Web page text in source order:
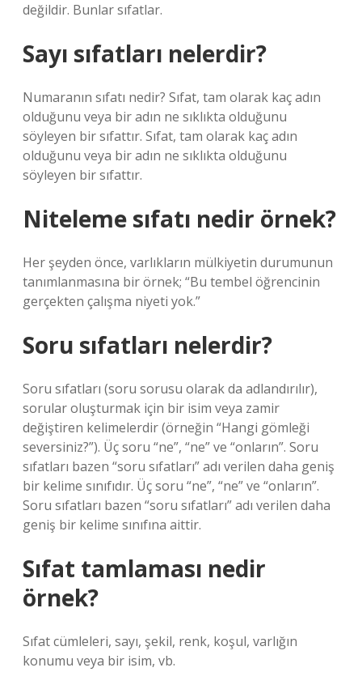
değildir. Bunlar sıfatlar.
Sayı sıfatları nelerdir?
Numaranın sıfatı nedir? Sıfat, tam olarak kaç adın
olduğunu veya bir adın ne sıklıkta olduğunu
söyleyen bir sıfattır. Sıfat, tam olarak kaç adın
olduğunu veya bir adın ne sıklıkta olduğunu
söyleyen bir sıfattır.
Niteleme sıfatı nedir örnek?
Her şeyden önce, varlıkların mülkiyetin durumunun
tanımlanmasına bir örnek; “Bu tembel öğrencinin
gerçekten çalışma niyeti yok.”
Soru sıfatları nelerdir?
Soru sıfatları (soru sorusu olarak da adlandırılır),
sorular oluşturmak için bir isim veya zamir
değiştiren kelimelerdir (örneğin “Hangi gömleği
seversiniz?”). Üç soru “ne”, “ne” ve “onların”. Soru
sıfatları bazen “soru sıfatları” adı verilen daha geniş
bir kelime sınıfıdır. Üç soru “ne”, “ne” ve “onların”.
Soru sıfatları bazen “soru sıfatları” adı verilen daha
geniş bir kelime sınıfına aittir.
Sıfat tamlaması nedir
örnek?
Sıfat cümleleri, sayı, şekil, renk, koşul, varlığın
konumu veya bir isim, vb.